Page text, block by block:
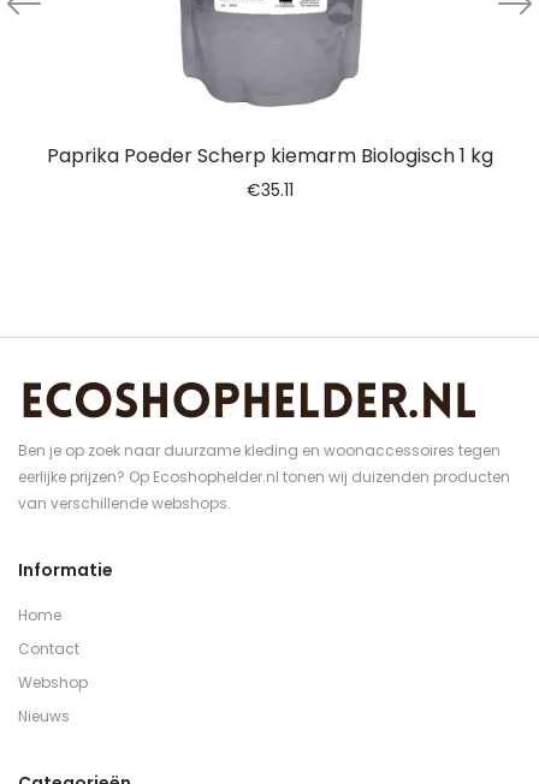
Paprika Poeder Scherp kiemarm Biologisch 1 kg
€35.11
Ben je op zoek naar duurzame kleding en woonaccessoires tegen
eerlijke prijzen? Op Ecoshophelder.nl tonen wij duizenden producten
van verschillende webshops.
Informatie
Home
Contact
Webshop
Nieuws